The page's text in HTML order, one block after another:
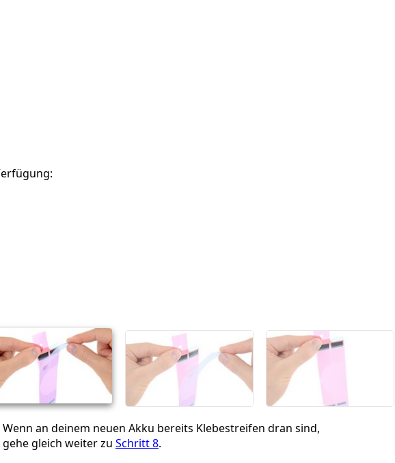
Wenn an deinem neuen Akku bereits Klebestreifen dran sind,
gehe gleich weiter zu Schritt 8.